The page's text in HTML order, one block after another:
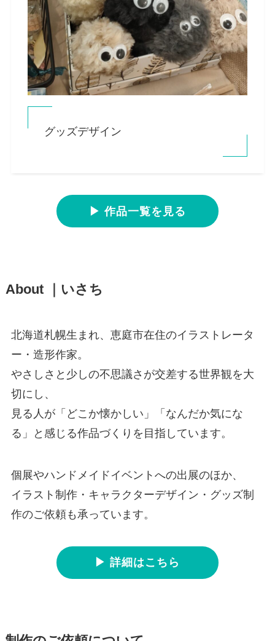
グッズデザイン
▶ 作品一覧を見る
About ｜いさち
北海道札幌生まれ、恵庭市在住のイラストレータ
ー・造形作家。
やさしさと少しの不思議さが交差する世界観を大
切にし、
見る人が「どこか懐かしい」「なんだか気にな
る」と感じる作品づくりを目指しています。
個展やハンドメイドイベントへの出展のほか、
イラスト制作・キャラクターデザイン・グッズ制
作のご依頼も承っています。
▶ 詳細はこちら